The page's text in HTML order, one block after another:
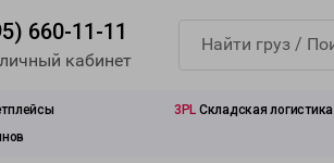
660-11-11
кабинет
3PL Складская логистика